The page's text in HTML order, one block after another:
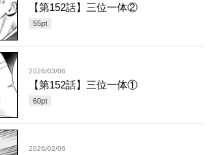
【第152話】三位一体②
55pt
2026/03/06
【第152話】三位一体①
60pt
2026/02/06